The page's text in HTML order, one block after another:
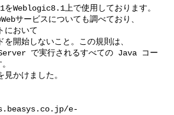
Weblogic8.1上で使用しております。
サービスについても調べており、
において
開始しないこと。この規則は、
で実行されるすべての Java コー
かけました。
e-